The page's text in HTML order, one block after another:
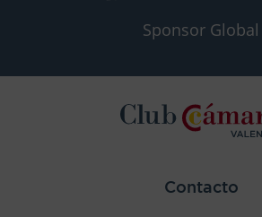
Sponsor Global
Contacto